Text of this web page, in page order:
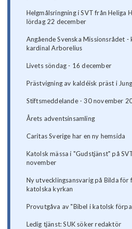
Helgmålsringning i SVT från Heliga
lördag 22 december
Angående Svenska Missionsrådet -
kardinal Arborelius
Livets söndag - 16 december
Prästvigning av kaldéisk präst i
Stiftsmeddelande - 30 november
Årets adventsinsamling
Caritas Sverige har en ny hemsida
Katolsk mässa i "Gudstjänst" på
november
Ny utvecklingsansvarig på Bilda för
katolska kyrkan
Provutgåva av "Bibel i katolsk
Ledig tjänst: SUK söker redaktör